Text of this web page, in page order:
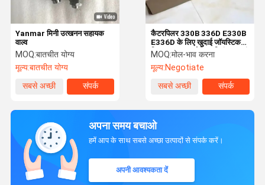
Yanmar मिनी उत्खनन सहायक
वाल्व
MOQ:बातचीत योग्य
मूल्य:बातचीत योग्य
सबसे अच्छी
संपर्क
कैटरपिलर 330B 336D E330B
E336D के लिए खुदाई जॉयस्टिक
विधानसभा हाइड्रोलिक नियंत्रण बाएं
और दाएं
MOQ:मोल-भाव करना
मूल्य:Negotiate
सबसे अच्छी
संपर्क
अपना समय बचाओ
हमें आप के साथ सबसे अच्छा उत्पादों से संपर्क करें।
अपनी आवश्यकता दें